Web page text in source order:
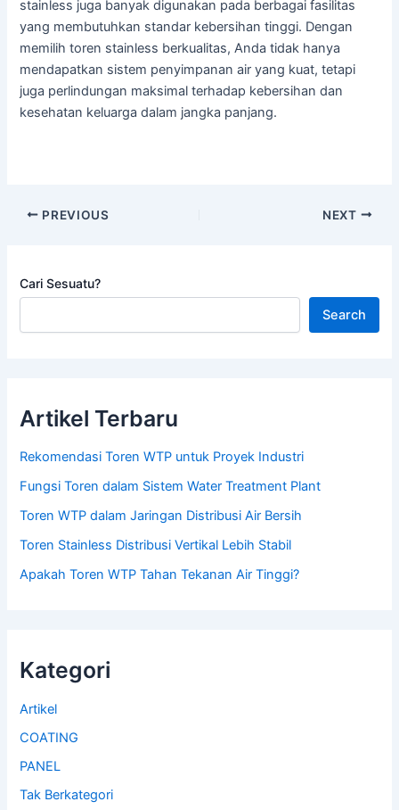
stainless juga banyak digunakan pada berbagai fasilitas
yang membutuhkan standar kebersihan tinggi. Dengan
memilih toren stainless berkualitas, Anda tidak hanya
mendapatkan sistem penyimpanan air yang kuat, tetapi
juga perlindungan maksimal terhadap kebersihan dan
kesehatan keluarga dalam jangka panjang.
PREVIOUS NEXT
Cari Sesuatu?
Search
Artikel Terbaru
Rekomendasi Toren WTP untuk Proyek Industri
Fungsi Toren dalam Sistem Water Treatment Plant
Toren WTP dalam Jaringan Distribusi Air Bersih
Toren Stainless Distribusi Vertikal Lebih Stabil
Apakah Toren WTP Tahan Tekanan Air Tinggi?
Kategori
Artikel
COATING
PANEL
Tak Berkategori